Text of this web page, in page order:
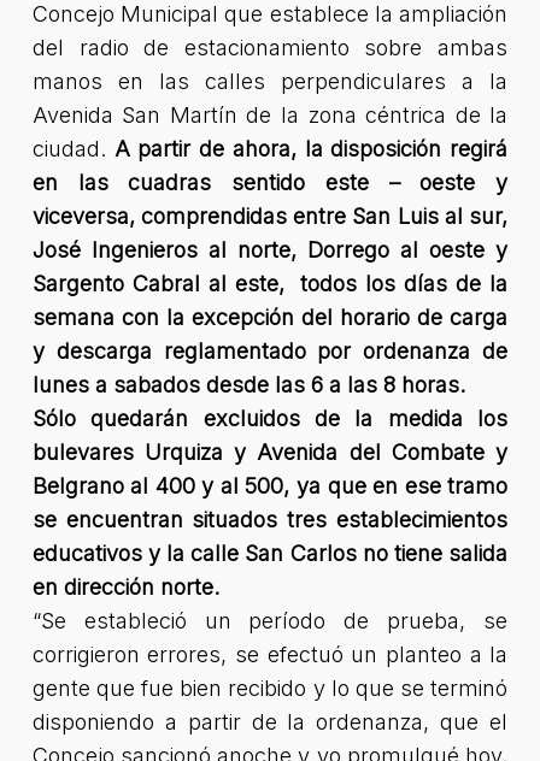
Concejo Municipal que establece la ampliación
del radio de estacionamiento sobre ambas
manos en las calles perpendiculares a la
Avenida San Martín de la zona céntrica de la
ciudad. A partir de ahora, la disposición regirá
en las cuadras sentido este – oeste y
viceversa, comprendidas entre San Luis al sur,
José Ingenieros al norte, Dorrego al oeste y
Sargento Cabral al este, todos los días de la
semana con la excepción del horario de carga
y descarga reglamentado por ordenanza de
lunes a sabados desde las 6 a las 8 horas.
Sólo quedarán excluidos de la medida los
bulevares Urquiza y Avenida del Combate y
Belgrano al 400 y al 500, ya que en ese tramo
se encuentran situados tres establecimientos
educativos y la calle San Carlos no tiene salida
en dirección norte.
“Se estableció un período de prueba, se
corrigieron errores, se efectuó un planteo a la
gente que fue bien recibido y lo que se terminó
disponiendo a partir de la ordenanza, que el
Concejo sancionó anoche y yo promulgué hoy,